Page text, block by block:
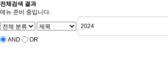
전체검색 결과
메뉴 준비 중입니다.
AND OR